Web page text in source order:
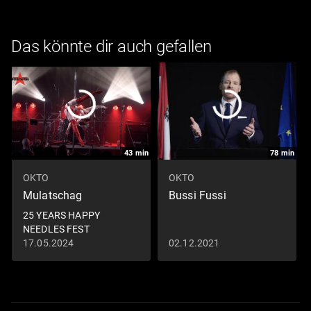
Das könnte dir auch gefallen
43 min
OKTO
Mulatschag
25 YEARS HAPPY
NEEDLES FEST
17.05.2024
78 min
OKTO
Bussi Fussi
02.12.2021